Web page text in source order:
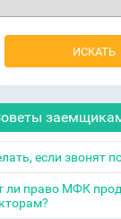
если звонят
ли право МФК